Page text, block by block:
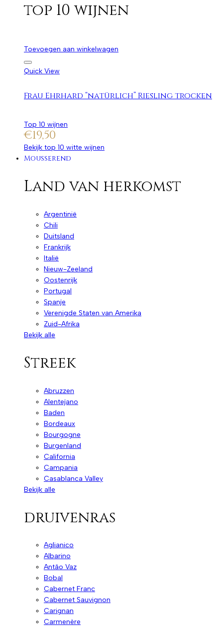
top 10 wijnen
Toevoegen aan winkelwagen
Quick View
Frau Ehrhard “natürlich” Riesling trocken
Top 10 wijnen
€19,50
Bekijk top 10 witte wijnen
Mousserend
Land van herkomst
Argentinië
Chili
Duitsland
Frankrijk
Italië
Nieuw-Zeeland
Oostenrijk
Portugal
Spanje
Verenigde Staten van Amerika
Zuid-Afrika
Bekijk alle
Streek
Abruzzen
Alentejano
Baden
Bordeaux
Bourgogne
Burgenland
California
Campania
Casablanca Valley
Bekijk alle
druivenras
Aglianico
Albarino
Antão Vaz
Bobal
Cabernet Franc
Cabernet Sauvignon
Carignan
Carmenère